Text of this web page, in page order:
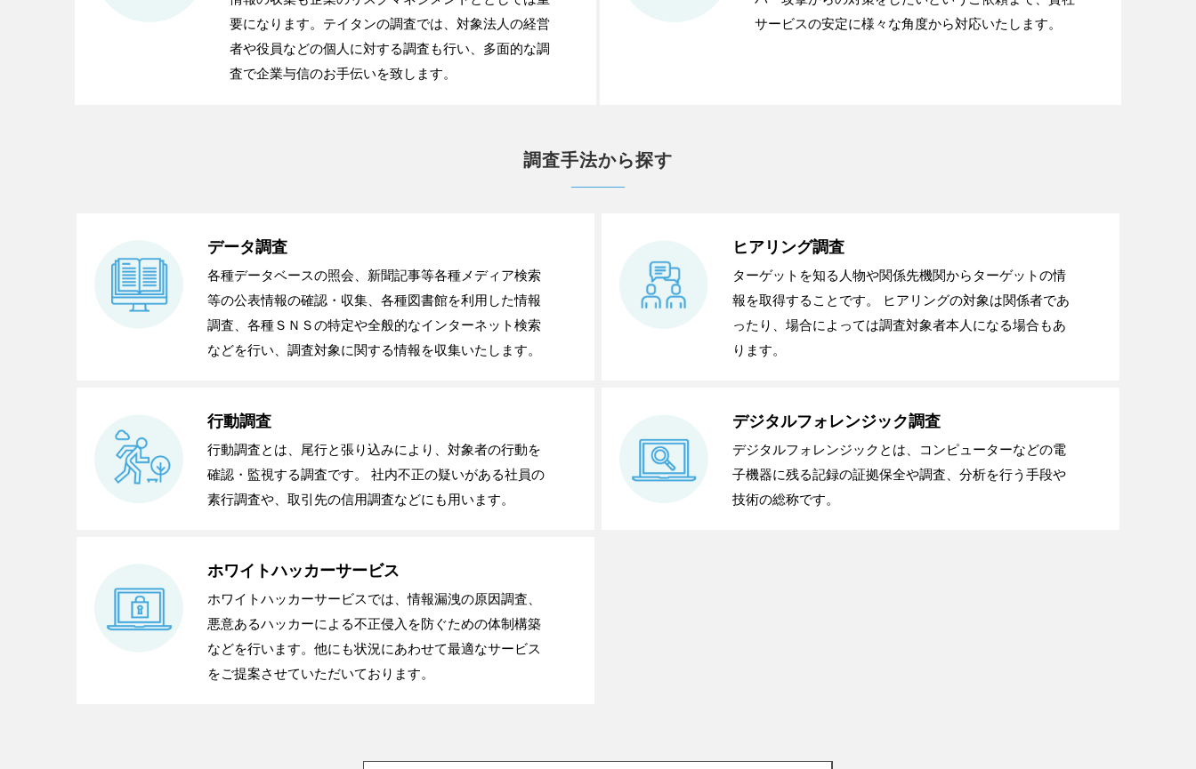
要になります。テイタンの調査では、対象法人の経営
者や役員などの個人に対する調査も行い、多面的な調
査で企業与信のお手伝いを致します。
サービスの安定に様々な角度から対応いたします。
調査手法から探す
データ調査
各種データベースの照会、新聞記事等各種メディア検索
等の公表情報の確認・収集、各種図書館を利用した情報
調査、各種ＳＮＳの特定や全般的なインターネット検索
などを行い、調査対象に関する情報を収集いたします。
ヒアリング調査
ターゲットを知る人物や関係先機関からターゲットの情
報を取得することです。 ヒアリングの対象は関係者であ
ったり、場合によっては調査対象者本人になる場合もあ
ります。
行動調査
行動調査とは、尾行と張り込みにより、対象者の行動を
確認・監視する調査です。 社内不正の疑いがある社員の
素行調査や、取引先の信用調査などにも用います。
デジタルフォレンジック調査
デジタルフォレンジックとは、コンピューターなどの電
子機器に残る記録の証拠保全や調査、分析を行う手段や
技術の総称です。
ホワイトハッカーサービス
ホワイトハッカーサービスでは、情報漏洩の原因調査、
悪意あるハッカーによる不正侵入を防ぐための体制構築
などを行います。他にも状況にあわせて最適なサービス
をご提案させていただいております。